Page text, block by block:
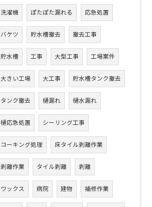
洗濯機 ぽたぽた漏れる 応急処置
バケツ 貯水槽撤去 撤去工事
貯水槽 工事 大型工事 工場案件
大きい工場 大工事 貯水槽タンク撤去
タンク撤去 樋漏れ 樋水漏れ
樋応急処置 シーリング工事
コーキング処理 床タイル剥離作業
剥離作業 タイル剥離 剥離
ワックス 病院 建物 補修作業